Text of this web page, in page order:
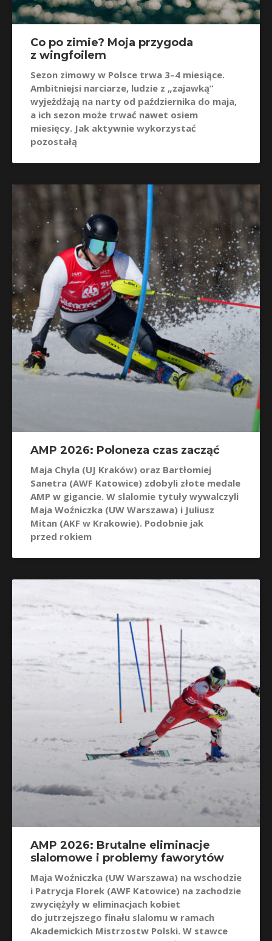
Co po zimie? Moja przygoda
z wingfoilem
Sezon zimowy w Polsce trwa 3–4 miesiące.
Ambitniejsi narciarze, ludzie z „zajawką”
wyjeżdżają na narty od października do maja,
a ich sezon może trwać nawet osiem
miesięcy. Jak aktywnie wykorzystać
pozostałą
AMP 2026: Poloneza czas zacząć
Maja Chyla (UJ Kraków) oraz Bartłomiej
Sanetra (AWF Katowice) zdobyli złote medale
AMP w gigancie. W slalomie tytuły wywalczyli
Maja Woźniczka (UW Warszawa) i Juliusz
Mitan (AKF w Krakowie). Podobnie jak
przed rokiem
AMP 2026: Brutalne eliminacje
slalomowe i problemy faworytów
Maja Woźniczka (UW Warszawa) na wschodzie
i Patrycja Florek (AWF Katowice) na zachodzie
zwyciężyły w eliminacjach kobiet
do jutrzejszego finału slalomu w ramach
Akademickich Mistrzostw Polski. W stawce